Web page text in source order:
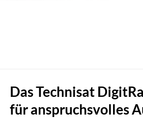
Das Technisat
für anspruchsvolles